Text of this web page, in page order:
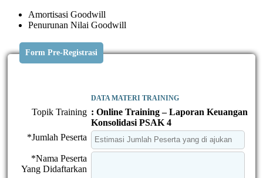
Amortisasi Goodwill
Penurunan Nilai Goodwill
Form Pre-Registrasi
DATA MATERI TRAINING
Topik Training : Online Training – Laporan Keuangan
Konsolidasi PSAK 4
*Jumlah Peserta
*Nama Peserta
Yang Didaftarkan